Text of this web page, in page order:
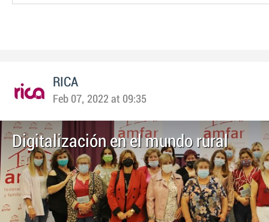
RICA
Feb 07, 2022 at 09:35
Digitalización en el mundo rural